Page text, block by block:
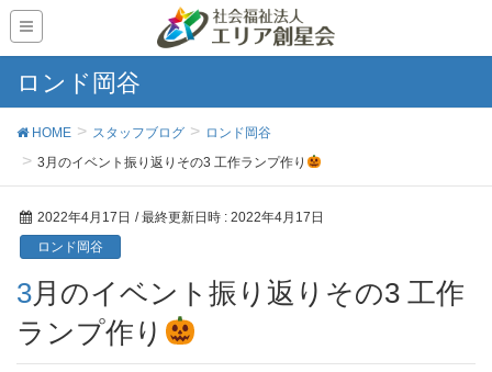
ロンド岡谷
HOME スタッフブログ
ロンド岡谷
3月のイベント振り返りその3 工作ランプ作り
2022年4月17日 / 最終更新日時 : 2022年4月17日
ロンド岡谷
3月のイベント振り返りその3 工作
ランプ作り